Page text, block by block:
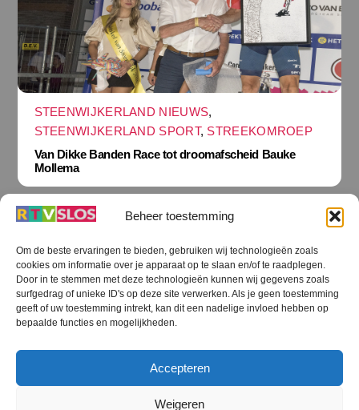
Beheer toestemming
Om de beste ervaringen te bieden, gebruiken wij technologieën zoals
cookies om informatie over je apparaat op te slaan en/of te raadplegen.
Door in te stemmen met deze technologieën kunnen wij gegevens zoals
surfgedrag of unieke ID's op deze site verwerken. Als je geen toestemming
geeft of uw toestemming intrekt, kan dit een nadelige invloed hebben op
bepaalde functies en mogelijkheden.
Accepteren
Weigeren
STEENWIJKERLAND NIEUWS,
STEENWIJKERLAND SPORT, STREEKOMROEP
Van Dikke Banden Race tot droomafscheid Bauke
Mollema
Terug
naar
boven
RTV SLOS
RTV SLOS ANBI